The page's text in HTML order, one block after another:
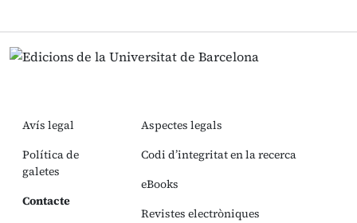
Avís legal
Política de
galetes
Contacte
Aspectes legals
Codi d’integritat en la recerca
eBooks
Revistes electròniques